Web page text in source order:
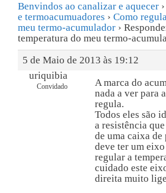
Benvindos ao canalizar e aquecer ›
e termoacumuadores › Como
meu termo-acumulador ›
temperatura do meu termo-
5 de Maio de 2013 às 19:12
uriquibia
Convidado
A marca do
nada a ver para
regula.
Todos eles são
a resistência
de uma caixa
deve ter um
regular a
cuidado este
direita muito